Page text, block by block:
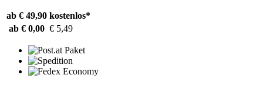
ab € 49,90 kostenlos*
ab € 0,00 € 5,49